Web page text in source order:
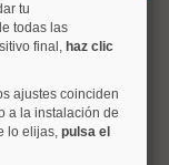
magnífica
bonitas y
su parte alta "
la capital, junto
el centro. Esta
que un hogar.
tu
todas las
final, haz clic
ajustes coinciden
a la instalación de
lo elijas, pulsa el